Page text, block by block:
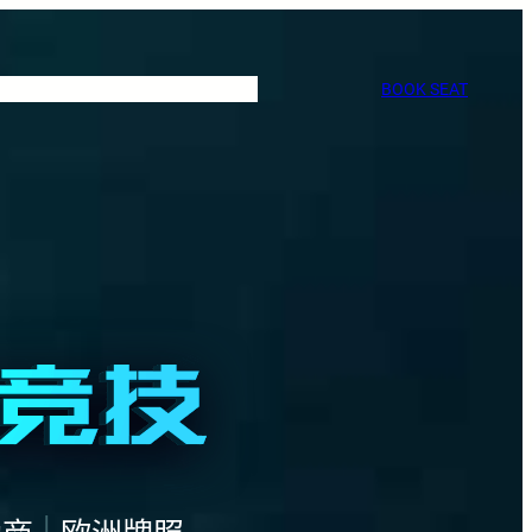
BOOK SEAT